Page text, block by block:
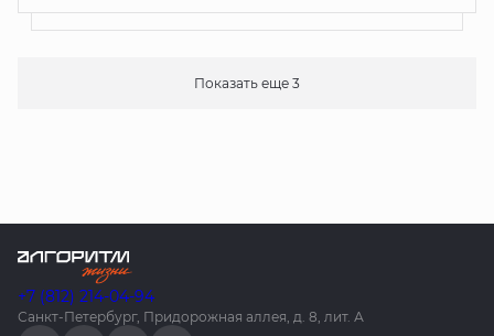
Показать еще 3
+7 (812) 214-04-94
Санкт-Петербург, Придорожная аллея, д. 8, лит. А